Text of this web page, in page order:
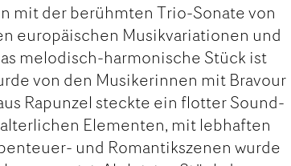
mit der berühmten Trio-Sonate von
europäischen Musikvariationen und
melodisch-harmonische Stück ist
von den Musikerinnen mit Bravour
Rapunzel steckte ein flotter Sound-
Elementen, mit lebhaften
und Romantikszenen wurde